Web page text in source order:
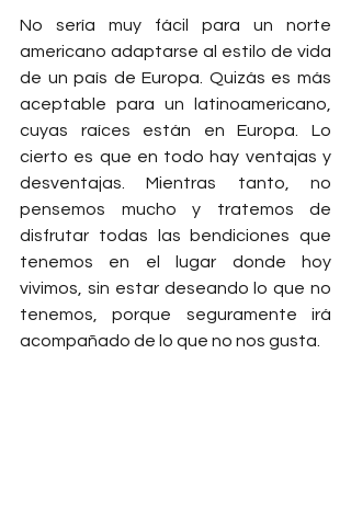
No sería muy fácil para un norte
americano adaptarse al estilo de vida
de un país de Europa. Quizás es más
aceptable para un latinoamericano,
cuyas raíces están en Europa. Lo
cierto es que en todo hay ventajas y
desventajas. Mientras tanto, no
pensemos mucho y tratemos de
disfrutar todas las bendiciones que
tenemos en el lugar donde hoy
vivimos, sin estar deseando lo que no
tenemos, porque seguramente irá
acompañado de lo que no nos gusta.